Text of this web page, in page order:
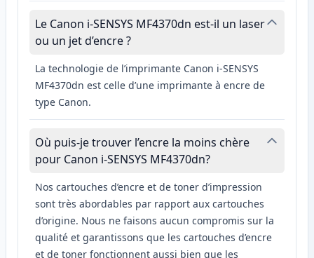
Le Canon i-SENSYS MF4370dn est-il un laser
ou un jet d’encre ?
La technologie de l’imprimante Canon i-SENSYS
MF4370dn est celle d’une imprimante à encre de
type Canon.
Où puis-je trouver l’encre la moins chère
pour Canon i-SENSYS MF4370dn?
Nos cartouches d’encre et de toner d’impression
sont très abordables par rapport aux cartouches
d’origine. Nous ne faisons aucun compromis sur la
qualité et garantissons que les cartouches d’encre
et de toner fonctionnent aussi bien que les